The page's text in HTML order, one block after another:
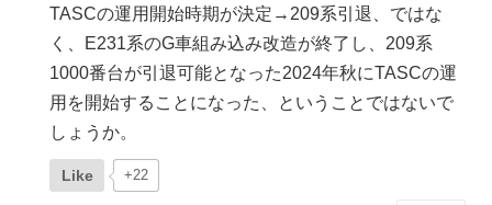
TASCの運用開始時期が決定→209系引退、ではな
く、E231系のG車組み込み改造が終了し、209系
1000番台が引退可能となった2024年秋にTASCの運
用を開始することになった、ということではないで
しょうか。
Like +22